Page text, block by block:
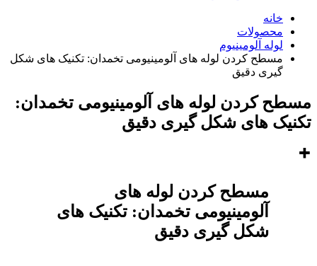
خانه
محصولات
لوله آلومینیوم
مسطح کردن لوله های آلومینیومی تخمدان: تکنیک های شکل
گیری دقیق
مسطح کردن لوله های آلومینیومی تخمدان:
تکنیک های شکل گیری دقیق
مسطح کردن لوله های
آلومینیومی تخمدان: تکنیک های
شکل گیری دقیق